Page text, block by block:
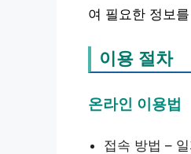
여 필요한 정보
이용 절차
온라인 이용법
접속 방법 –